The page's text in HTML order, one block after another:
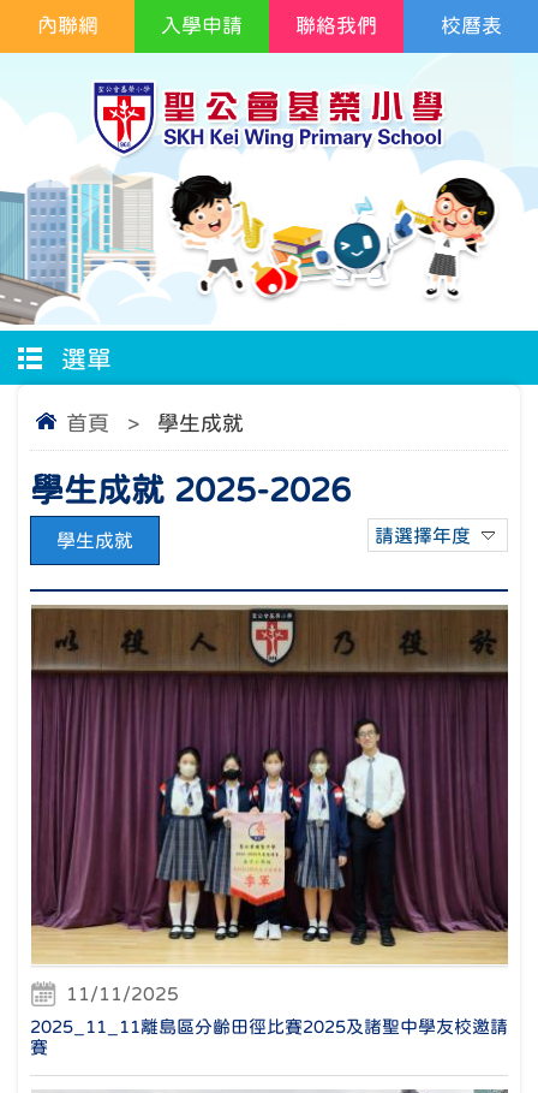
校曆表
內聯網 入學申請 聯絡我們
選單
首頁 > 學生成就
學生成就 2025-2026
請選擇年度
學生成就
11/11/2025
2025_11_11離島區分齡田徑比賽2025及諸聖中學友校邀請
賽